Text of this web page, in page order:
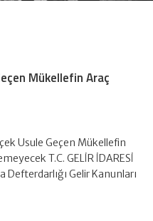
Mükellefin Araç
Usule Geçen Mükellefin
T.C. GELİR İDARESİ
Defterdarlığı Gelir Kanunları